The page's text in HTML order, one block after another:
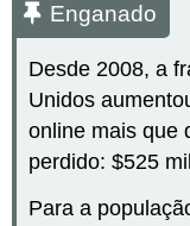
Enganado
Desde 2008, a
Unidos
online mais que
perdido: $525
Para a